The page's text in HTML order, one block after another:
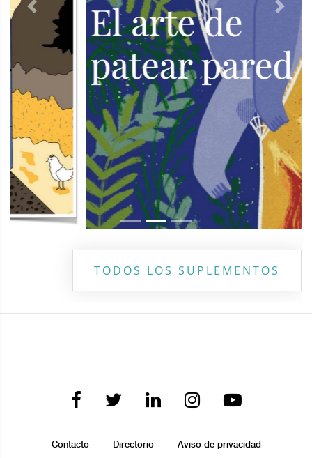
Previous Next
TODOS LOS SUPLEMENTOS
Contacto Directorio Aviso de privacidad